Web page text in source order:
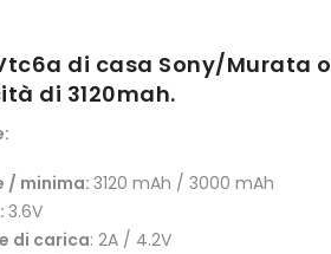
di casa Sony/Murata
di 3120mah.
/ minima:3120 mAh / 3000 mAh
3.6V
di carica: 2A / 4.2V